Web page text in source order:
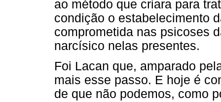
ao método que criara para
condição o estabelecimento
comprometida nas psicoses
narcísico nelas presentes.
Foi Lacan que, amparado
mais esse passo. E hoje é
de que não podemos, como